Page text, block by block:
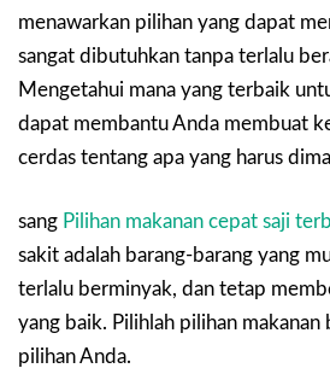
menawarkan pilihan yang dapat
sangat dibutuhkan tanpa terlalu
Mengetahui mana yang terbaik
dapat membantu Anda membuat
cerdas tentang apa yang harus
sang Pilihan makanan cepat saji
sakit adalah barang-barang yang
terlalu berminyak, dan tetap
yang baik. Pilihlah pilihan makanan
pilihan Anda.